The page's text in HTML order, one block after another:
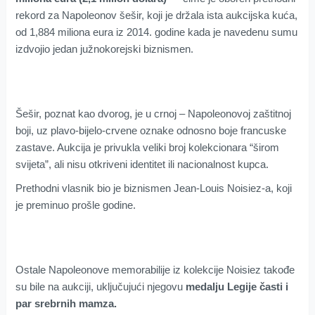
rekord za Napoleonov šešir, koji je držala ista aukcijska kuća,
od 1,884 miliona eura iz 2014. godine kada je navedenu sumu
izdvojio jedan južnokorejski biznismen.
Šešir, poznat kao dvorog, je u crnoj – Napoleonovoj zaštitnoj
boji, uz plavo-bijelo-crvene oznake odnosno boje francuske
zastave. Aukcija je privukla veliki broj kolekcionara “širom
svijeta”, ali nisu otkriveni identitet ili nacionalnost kupca.
Prethodni vlasnik bio je biznismen Jean-Louis Noisiez-a, koji
je preminuo prošle godine.
Ostale Napoleonove memorabilije iz kolekcije Noisiez takođe
su bile na aukciji, uključujući njegovu medalju Legije časti i
par srebrnih mamza.